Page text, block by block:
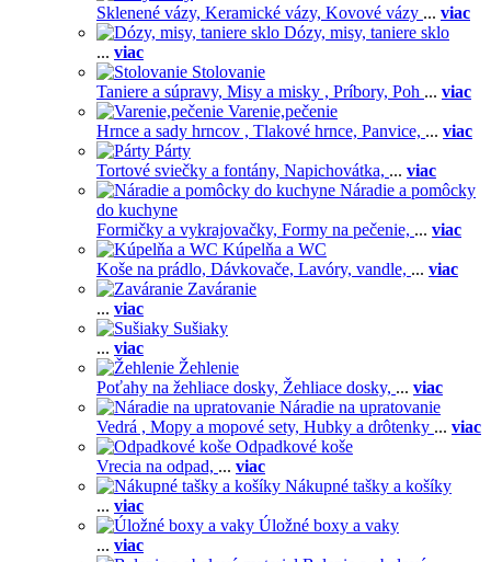
Sklenené vázy, Keramické vázy, Kovové vázy ... viac
Dózy, misy, taniere sklo
... viac
Stolovanie
Taniere a súpravy, Misy a misky , Príbory, Poh ... viac
Varenie,pečenie
Hrnce a sady hrncov , Tlakové hrnce, Panvice, ... viac
Párty
Tortové sviečky a fontány, Napichovátka, ... viac
Náradie a pomôcky
do kuchyne
Formičky a vykrajovačky, Formy na pečenie, ... viac
Kúpelňa a WC
Koše na prádlo, Dávkovače, Lavóry, vandle, ... viac
Zaváranie
... viac
Sušiaky
... viac
Žehlenie
Poťahy na žehliace dosky, Žehliace dosky, ... viac
Náradie na upratovanie
Vedrá , Mopy a mopové sety, Hubky a drôtenky ... viac
Odpadkové koše
Vrecia na odpad, ... viac
Nákupné tašky a košíky
... viac
Úložné boxy a vaky
... viac